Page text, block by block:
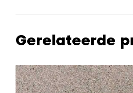
Gerelateerde